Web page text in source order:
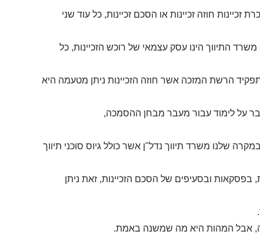
חוזה זכיינות או הסכם זכיינות, כל עוד שני
התיווך הינו עסק עצמאי של רוכש הזכיינות, כל
הרשת המזכה אשר חוזה הזכיינות ניתן מטעמה היא
על לימוד עבור מעבר מבחן ההסמכה,
שלנו משרד תיווך נדל"ן אשר כולל גיוס סוכני תיווך
בפסקאות ובסעיפים של הסכם הזכיינות, זאת ניתן
אבל המהות היא מה שמשנה באמת.